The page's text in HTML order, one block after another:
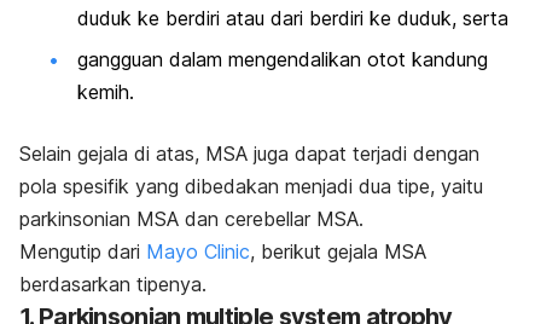
duduk ke berdiri atau dari berdiri ke duduk, serta
gangguan dalam mengendalikan otot kandung
kemih.
Selain gejala di atas, MSA juga dapat terjadi dengan
pola spesifik yang dibedakan menjadi dua tipe, yaitu
parkinsonian MSA dan cerebellar MSA.
Mengutip dari Mayo Clinic, berikut gejala MSA
berdasarkan tipenya.
1. Parkinsonian multiple system atrophy